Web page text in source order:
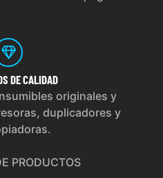
DE CALIDAD
originales y
duplicadores y
PRODUCTOS